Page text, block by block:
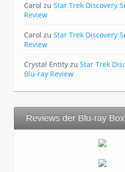
Carol zu Star Trek Discovery
Review
Carol zu Star Trek Discovery
Review
Crystal Entityzu Star Trek
Blu-ray Review
Reviews der Blu-ray